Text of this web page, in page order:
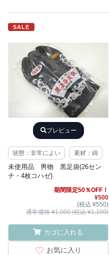
SALE
プレビュー
状態：非常によい 素材：綿
未使用品 男物 黒足袋(26セン
チ・4枚コハゼ)
期間限定50％OFF！
¥500
(税込 ¥550)
通常価格 ¥1,000 (税込 ¥1,100)
カゴに入れる
お気に入り